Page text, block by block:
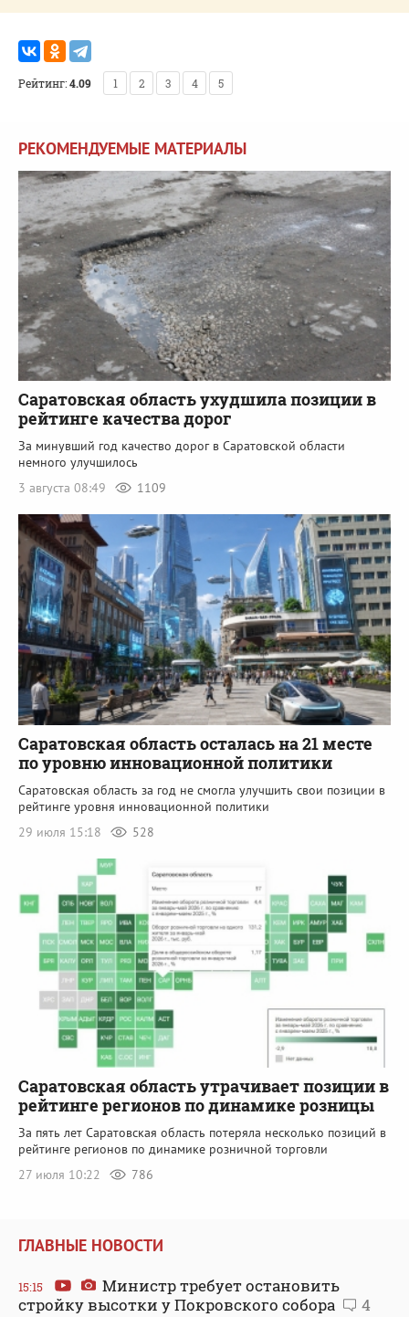
Рейтинг:4.09 1 2 3 4 5
РЕКОМЕНДУЕМЫЕ МАТЕРИАЛЫ
Саратовская область ухудшила позиции в
рейтинге качества дорог
За минувший год качество дорог в Саратовской области
немного улучшилось
3 августа 08:49
1109
Саратовская область осталась на 21 месте
по уровню инновационной политики
Саратовская область за год не смогла улучшить свои позиции в
рейтинге уровня инновационной политики
29 июля 15:18
528
Саратовская область утрачивает позиции в
рейтинге регионов по динамике розницы
За пять лет Саратовская область потеряла несколько позиций в
рейтинге регионов по динамике розничной торговли
27 июля 10:22
786
ГЛАВНЫЕ НОВОСТИ
15:15
Министр требует остановить
стройку высотки у Покровского собора
4